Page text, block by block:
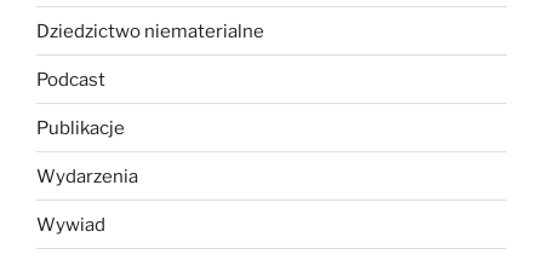
Dziedzictwo niematerialne
Podcast
Publikacje
Wydarzenia
Wywiad